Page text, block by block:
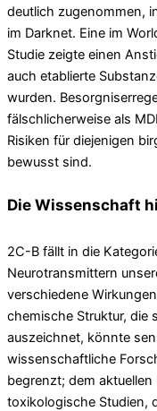
deutlich zugenommen,
im Darknet. Eine im
Studie zeigte einen
auch etablierte
wurden.
fälschlicherweise als
Risiken für diejenigen
bewusst sind.
Die Wissenschaft
2C-B fällt in die
Neurotransmittern
verschiedene
chemische Struktur, die
auszeichnet, könnte
wissenschaftliche
begrenzt; dem
toxikologische Studien,